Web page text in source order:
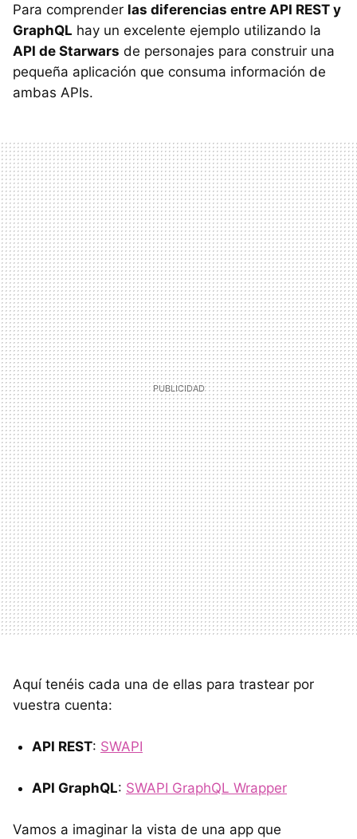
Para comprender las diferencias entre API REST y
GraphQL hay un excelente ejemplo utilizando la
API de Starwars de personajes para construir una
pequeña aplicación que consuma información de
ambas APIs.
Aquí tenéis cada una de ellas para trastear por
vuestra cuenta:
API REST: SWAPI
API GraphQL: SWAPI GraphQL Wrapper
Vamos a imaginar la vista de una app que